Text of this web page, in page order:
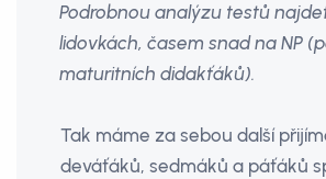
Podrobnou analýzu testů
lidovkách, časem snad na NP
maturitních didakťáků).
Tak máme za sebou další
deváťáků, sedmáků a páťáků